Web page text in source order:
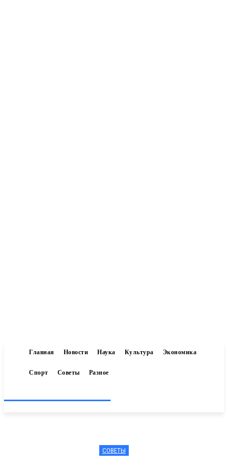
Главная Новости Наука Культура Экономика
Спорт Советы Разное
СОВЕТЫ